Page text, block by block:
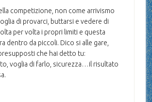
competizione, non come arrivismo
di provarci, buttarsi e vedere di
per volta i propri limiti e questa
dentro da piccoli. Dico si alle gare,
che hai detto tu:
voglia di farlo, sicurezza…il risultato